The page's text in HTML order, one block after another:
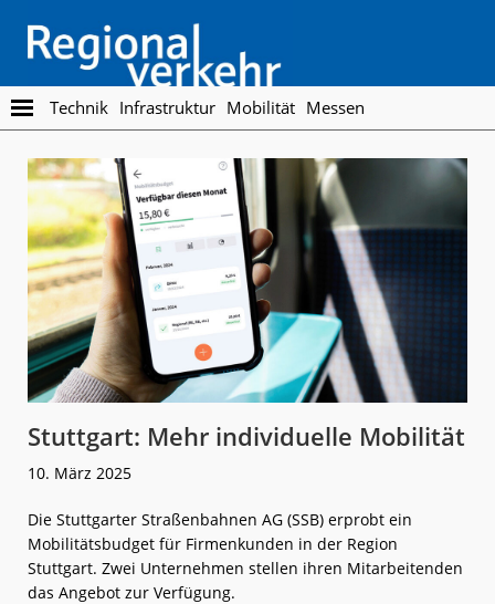
main
content
footer
Regionalverkehr
Die
Fachzeitschrift
den
Öffentlichen
Personennahverkehr
Technik Infrastruktur Mobilität Messen
Stuttgart: Mehr individuelle Mobilität
10. März 2025
Die Stuttgarter Straßenbahnen AG (SSB) erprobt ein
Mobilitätsbudget für Firmenkunden in der Region
Stuttgart. Zwei Unternehmen stellen ihren Mitarbeitenden
das Angebot zur Verfügung.